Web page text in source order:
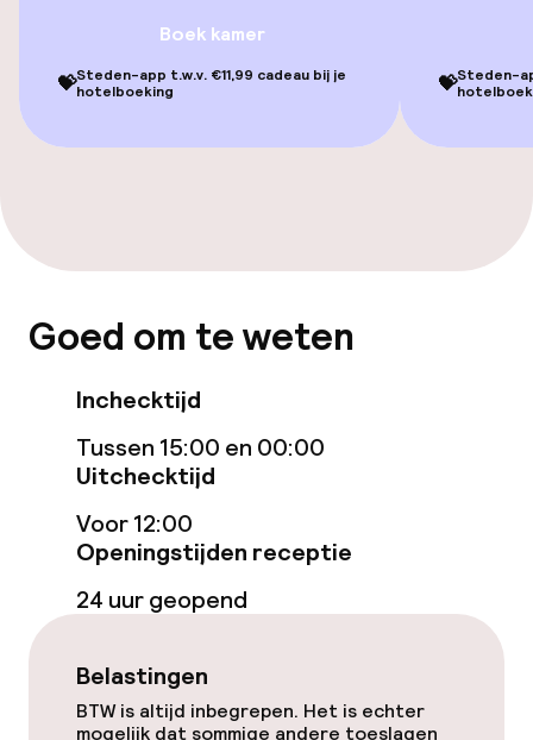
Voor toegankelijkheid
geoptimaliseerde kamers beschikbaar
geoptimaliseerde kamers beschikbaar
Zwemmen & wellness
Fitnessruimte / gym
Entertainment
Gratis wifi
Zonneterras
Eet- en drinkgelegenheden
Boek kamer
💝Steden-app t.w.v. €11,99 cadeau bij je
hotelboeking
💝Steden-
Goed om te weten
Inchecktijd
Tussen 15:00 en 00:00
Uitchecktijd
Voor 12:00
Openingstijden receptie
24 uur geopend
Belastingen
BTW is altijd inbegrepen. Het is echter
mogelijk dat sommige andere toeslagen